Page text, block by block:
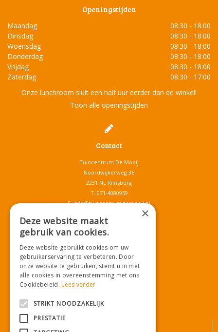
Openingstijden
Maandag
08:30 - 18:00
Dinsdag
08:30 - 18:00
Woensdag
08:30 - 18:00
Donderdag
08:30 - 18:00
Vrijdag
08:30 - 18:00
Zaterdag
08:30 - 17:00
Onze lunchroom sluit een half uur eerder dan de winkel!
Toon alle openingstijden
Contact
Tuincentrum De Mooij
Noordwijkerweg 36
2231 NL Rijnsburg
T. 071-4080959
E.info@tuincentrumdemooij.nl
Download onze App!
×
Deze website maakt
gebruik van cookies.
Deze website gebruikt cookies om uw
gebruikerservaring te verbeteren. Door
onze website te gebruiken, stemt u in met
alle cookies in overeenstemming met ons
Cookiebeleid.Lees verder
STRIKT NOODZAKELIJK
PRESTATIE